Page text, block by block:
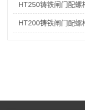
HT250铸铁闸门配螺
HT200铸铁闸门配螺